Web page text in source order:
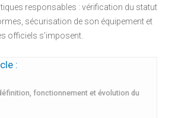
responsables : vérification du statut
sécurisation de son équipement et
officiels s’imposent.
:
fonctionnement et évolution du